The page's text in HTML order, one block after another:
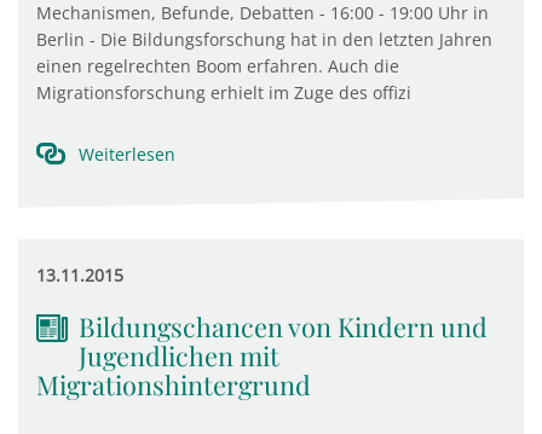
Mechanismen, Befunde, Debatten - 16:00 - 19:00 Uhr in
Berlin - Die Bildungsforschung hat in den letzten Jahren
einen regelrechten Boom erfahren. Auch die
Migrationsforschung erhielt im Zuge des offizi
Weiterlesen
13.11.2015
Bildungschancen von Kindern und
Jugendlichen mit
Migrationshintergrund